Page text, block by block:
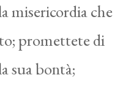
misericordia che
promettete di
sua bontà;